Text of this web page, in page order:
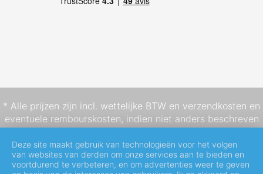
* Alle prijzen zijn incl. wettelijke BTW en verzendkosten en
eventuele rembourskosten, indien niet anders beschreven
Deze site maakt gebruik van technologieën voor het volgen
van websites van derden om onze services aan te bieden en
voortdurend te verbeteren, en om advertenties weer te geven